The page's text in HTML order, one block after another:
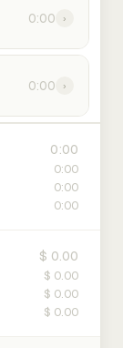
0:00 ›
0:00 ›
0:00
0:00
0:00
0:00
$ 0.00
$ 0.00
$ 0.00
$ 0.00